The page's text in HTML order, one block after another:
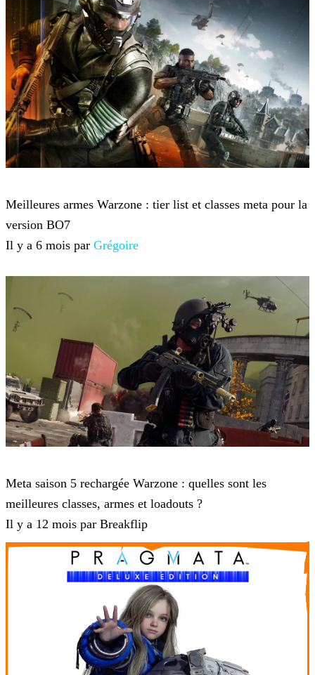
Meilleures armes Warzone : tier list et classes meta pour la
version BO7
Il y a 6 mois par Grégoire
Meta saison 5 rechargée Warzone : quelles sont les
meilleures classes, armes et loadouts ?
Il y a 12 mois par Breakflip